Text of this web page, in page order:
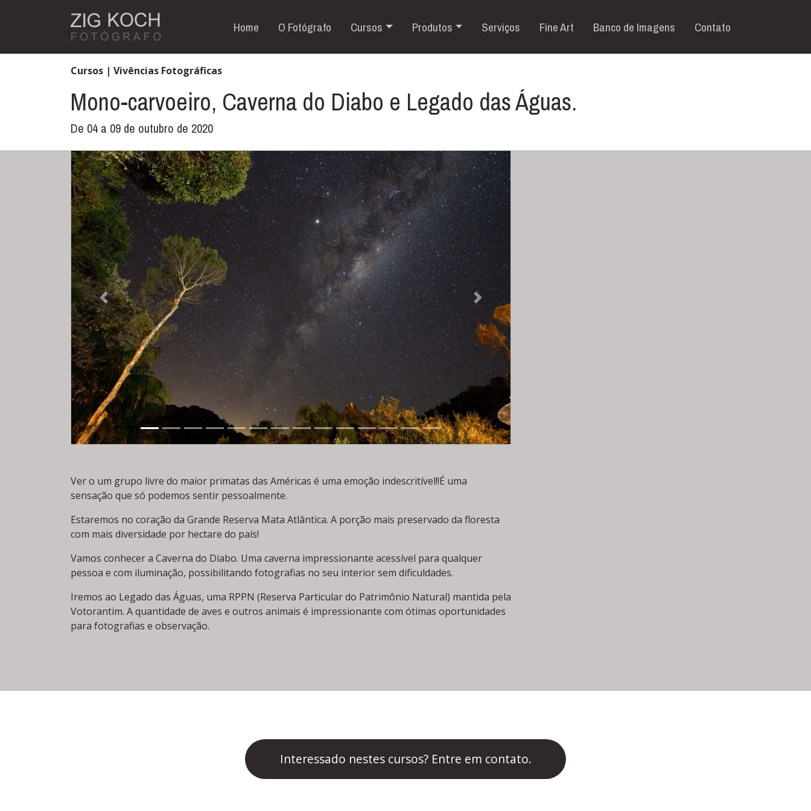
Home O Fotógrafo Cursos Produtos Serviços Fine Art Banco de Imagens Contato
Cursos | Vivências Fotográficas
Mono-carvoeiro, Caverna do Diabo e Legado das Águas.
De 04 a 09 de outubro de 2020
Previous Next
Ver o um grupo livre do maior primatas das Américas é uma emoção indescritível!!É uma
sensação que só podemos sentir pessoalmente.
Estaremos no coração da Grande Reserva Mata Atlântica. A porção mais preservado da floresta
com mais diversidade por hectare do país!
Vamos conhecer a Caverna do Diabo. Uma caverna impressionante acessível para qualquer
pessoa e com iluminação, possibilitando fotografias no seu interior sem dificuldades.
Iremos ao Legado das Águas, uma RPPN (Reserva Particular do Patrimônio Natural) mantida pela
Votorantim. A quantidade de aves e outros animais é impressionante com ótimas oportunidades
para fotografias e observação.
Interessado nestes cursos? Entre em contato.